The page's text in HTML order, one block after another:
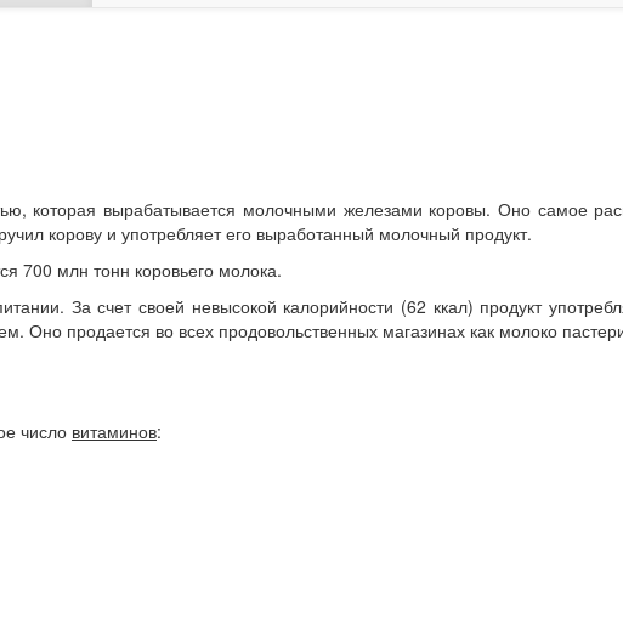
которая вырабатывается молочными железами коровы. Оно самое
корову и употребляет его выработанный молочный продукт.
700 млн тонн коровьего молока.
За счет своей невысокой калорийности (62 ккал) продукт
Оно продается во всех продовольственных магазинах как молоко
число витаминов: